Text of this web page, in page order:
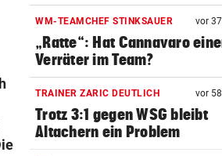
WM-TEAMCHEF STINKSAUER vor
„Ratte“: Hat Cannavaro
Verräter im Team?
TRAINER ZARIC DEUTLICH vor
Trotz 3:1 gegen WSG bleibt
Altachern ein Problem